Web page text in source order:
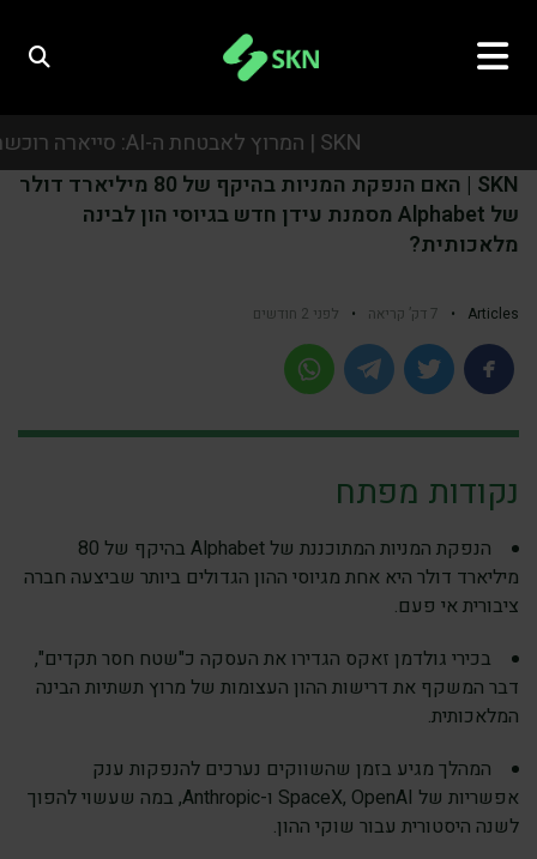
SKN | המרוץ לאבטחת ה-AI: סייארה רוכשת את אואזיס סקיוריטי בעסקת ענק של כמיליארד דולר
SKN | המרוץ לאבטחת ה-AI: סייארה רוכשת את אואזיס סקיוריטי בעסקת ענק של כמיליארד דולר
SKN | האם הנפקת המניות בהיקף של 80 מיליארד דולר
של Alphabet מסמנת עידן חדש בגיוסי הון לבינה
מלאכותית?
Articles
• 7 דק’ קריאה • לפני 2 חודשים
נקודות מפתח
הנפקת המניות המתוכננת של Alphabet בהיקף של 80
מיליארד דולר היא אחת מגיוסי ההון הגדולים ביותר שביצעה חברה
ציבורית אי פעם.
בכירי גולדמן זאקס הגדירו את העסקה כ"שטח חסר תקדים",
דבר המשקף את דרישות ההון העצומות של מרוץ תשתיות הבינה
המלאכותית.
המהלך מגיע בזמן שהשווקים נערכים להנפקות ענק
אפשריות של SpaceX, OpenAI ו-Anthropic, במה שעשוי להפוך
לשנה היסטורית עבור שוקי ההון.